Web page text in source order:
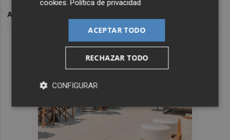
ARCHIVADO EN
cookies. Política de privacidad
ACEPTAR TODO
RECHAZAR TODO
CONFIGURAR